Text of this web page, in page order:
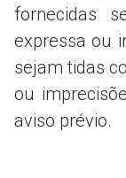
fornecidas
expressa ou
sejam tidas
ou
aviso prévio.